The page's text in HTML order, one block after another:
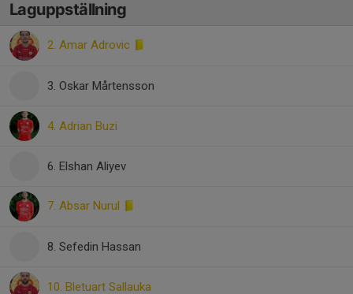
Laguppställning
2. Amar Adrovic
3. Oskar Mårtensson
4. Adrian Buzi
6. Elshan Aliyev
7. Absar Nurul
8. Sefedin Hassan
10. Bletuart Sallauka